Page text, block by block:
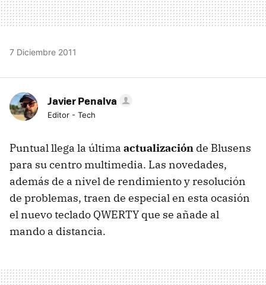
7 Diciembre 2011
Javier Penalva
Editor - Tech
Puntual llega la última actualización de Blusens
para su centro multimedia. Las novedades,
además de a nivel de rendimiento y resolución
de problemas, traen de especial en esta ocasión
el nuevo teclado QWERTY que se añade al
mando a distancia.